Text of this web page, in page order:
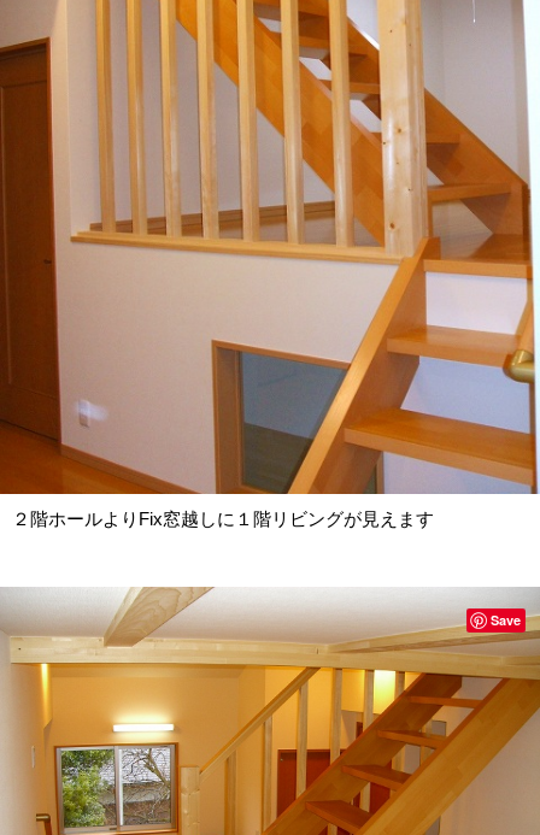
２階ホールよりFix窓越しに１階リビングが見えます
Save